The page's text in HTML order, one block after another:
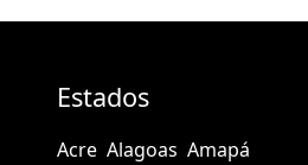
Estados
Acre Alagoas Amapá